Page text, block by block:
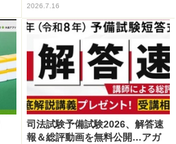
2026.7.16
司法試験予備試験2026、解答速
報＆総評動画を無料公開…アガ